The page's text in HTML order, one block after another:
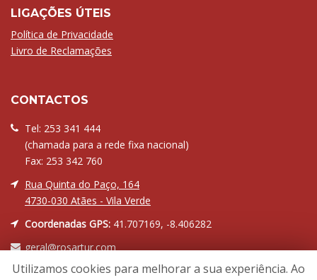
LIGAÇÕES ÚTEIS
Política de Privacidade
Livro de Reclamações
CONTACTOS
Tel: 253 341 444
(chamada para a rede fixa nacional)
Fax: 253 342 760
Rua Quinta do Paço, 164
4730-030 Atães - Vila Verde
Coordenadas GPS: 41.707169, -8.406282
geral@rosartur.com
Utilizamos cookies para melhorar a sua experiência. Ao